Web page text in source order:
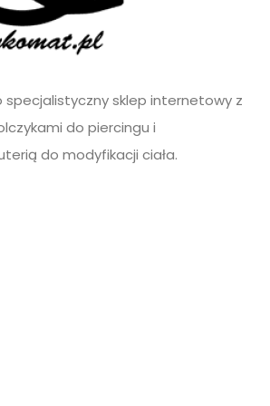
specjalistyczny sklep internetowy z
do piercingu i
do modyfikacji ciała.